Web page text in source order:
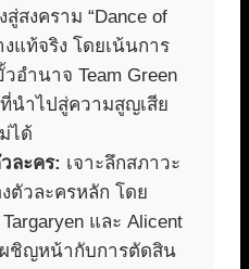
สงคราม “Dance of
งแท้จริง โดยเน้นการ
อำนาจ Team Green
ที่นำไปสู่ความสูญเสีย
ได้
ละคร: เจาะลึกสภาวะ
ตัวละครหลัก โดย
และ Alicent
ผชิญหน้ากับการตัดสิน